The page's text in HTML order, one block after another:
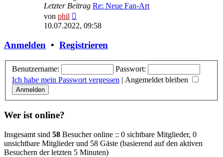
Letzter Beitrag Re: Neue Fan-Art
von phil
Beitrag
10.07.2022, 09:58
Anmelden • Registrieren
Benutzername:
Passwort:
Ich habe mein Passwort vergessen | Angemeldet bleiben
Wer ist online?
Insgesamt sind 58 Besucher online :: 0 sichtbare Mitglieder, 0
unsichtbare Mitglieder und 58 Gäste (basierend auf den aktiven
Besuchern der letzten 5 Minuten)